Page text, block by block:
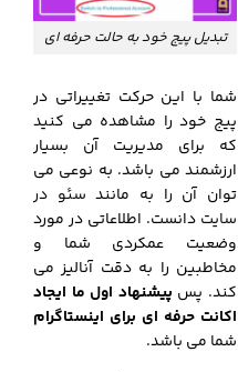
تبدیل پیج خود به حالت حرفه ای
شما با این حرکت تغییراتی در
پیج خود را مشاهده می کنید
که برای مدیریت آن بسیار
ارزشمند می باشد. به نوعی می
توان آن را به مانندسئو در
سایت دانست. اطلاعاتی در مورد
وضعیت عمکردی شما و
مخاطبین را به دقت آنالیز می
کند. پس پیشنهاد اول ما ایجاد
اکانت حرفه ای برای اینستاگرام
شما می باشد.